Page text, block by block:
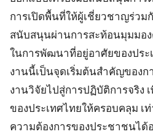
การเปิดพื้นที่ให้ผู้เชี่ยวชาญร่วม
สนับสนุนผ่านการสะท้อนมุมมอง
ในการพัฒนาที่อยู่อาศัยของประ
งานนี้เป็นจุดเริ่มต้นสำคัญของก
งานวิจัยไปสู่การปฏิบัติการจริง
ของประเทศไทยให้ครอบคลุม เ
ความต้องการของประชาชนได้